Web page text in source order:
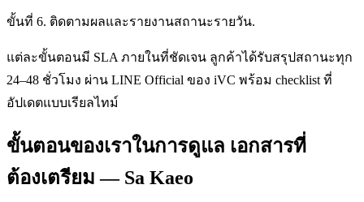
ขั้นที่ 6. ติดตามผลและรายงานสถานะรายวัน.
แต่ละขั้นตอนมี SLA ภายในที่ชัดเจน ลูกค้าได้รับสรุปสถานะทุก
24–48 ชั่วโมง ผ่าน LINE Official ของ iVC พร้อม checklist ที่
อัปเดตแบบเรียลไทม์
ขั้นตอนของเราในการดูแล เอกสารที่
ต้องเตรียม — Sa Kaeo